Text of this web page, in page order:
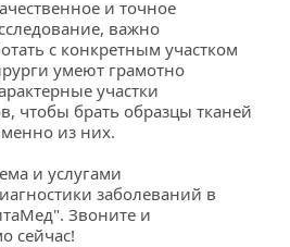
и точное
важно
с конкретным участком
умеют грамотно
участки
чтобы брать образцы тканей
из них.
и услугами
заболеваний в
Звоните и
сейчас!